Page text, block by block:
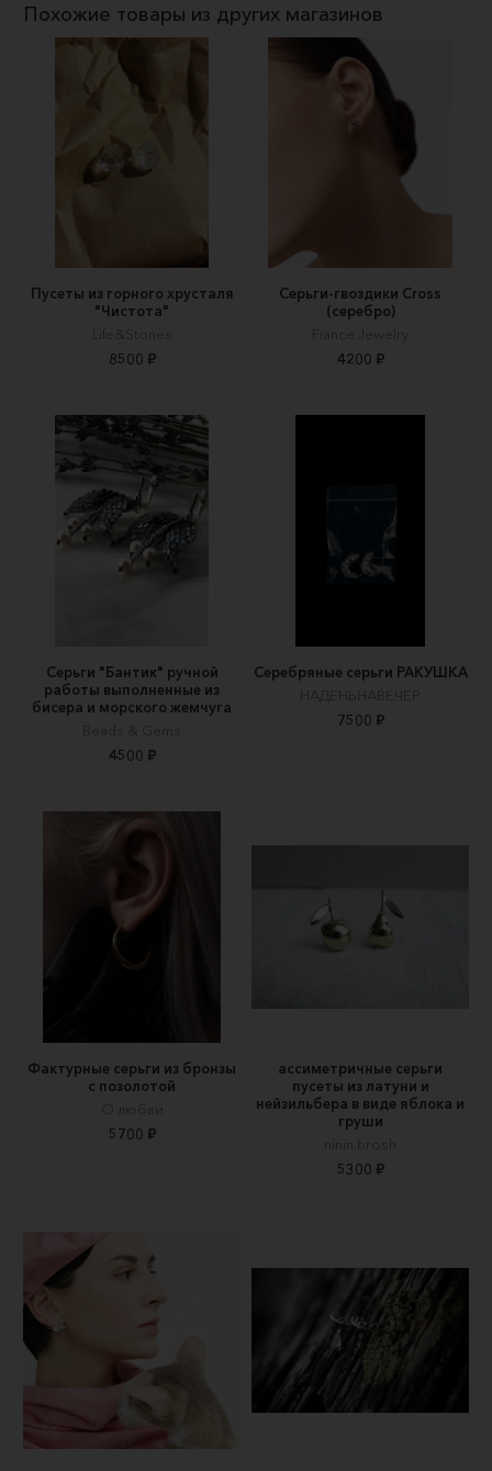
Похожие товары из других магазинов
Пусеты из горного хрусталя
"Чистота"
Life&Stones
8500 ₽
Серьги-гвоздики Cross
(серебро)
Fiance Jewelry
4200 ₽
Серьги "Бантик" ручной
работы выполненные из
бисера и морского жемчуга
Beads & Gems
4500 ₽
Серебряные серьги РАКУШКА
НАДЕНЬНАВЕЧЕР
7500 ₽
Фактурные серьги из бронзы
с позолотой
О любви
5700 ₽
ассиметричные серьги
пусеты из латуни и
нейзильбера в виде яблока и
груши
ninin.brosh
5300 ₽